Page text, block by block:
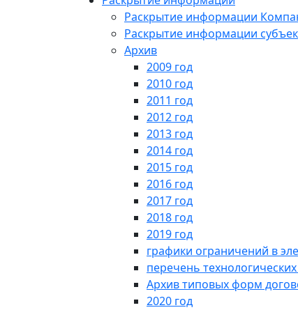
Раскрытие информации
Раскрытие информации
Архив
2009 год
2010 год
2011 год
2012 год
2013 год
2014 год
2015 год
2016 год
2017 год
2018 год
2019 год
графики ограничений в
перечень
Архив типовых форм
2020 год